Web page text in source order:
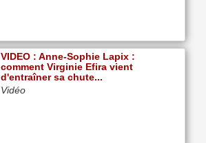
VIDEO : Anne-Sophie Lapix :
comment Virginie Efira vient
d'entraîner sa chute...
Vidéo